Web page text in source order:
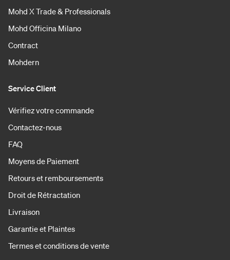
Mohd X Trade & Professionals
Mohd Officina Milano
Contract
Mohdern
Service Client
Vérifiez votre commande
Contactez-nous
FAQ
Moyens de Paiement
Retours et remboursements
Droit de Rétractation
Livraison
Garantie et Plaintes
Termes et conditions de vente